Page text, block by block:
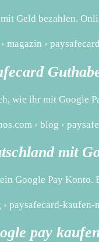
Geld bezahlen.
magazin ›
wie ihr mit Google
› blog ›
mit
Google Pay
› paysafecard-
pay